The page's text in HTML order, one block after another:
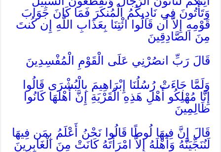
وَتَأْتُونَ فِي نَادِيكُمُ الْمُنكَرَ فَمَا كَانَ جَوَابَ
قَوْمِهِ إِلاَّ أَن قَالُوا ائْتِنَا بِعَذَابِ اللَّهِ إِن كُنتَ
مِنَ الصَّادِقِينَ
قَالَ رَبِّ انصُرْنِي عَلَى الْقَوْمِ الْمُفْسِدِينَ
وَلَمَّا جَاءَتْ رُسُلُنَا إِبْرَاهِيمَ بِالْبُشْرَى قَالُوا
إِنَّا مُهْلِكُو أَهْلِ هَذِهِ الْقَرْيَةِ إِنَّ أَهْلَهَا كَانُوا
ظَالِمِينَ
قَالَ إِنَّ فِيهَا لُوطًا قَالُوا نَحْنُ أَعْلَمُ بِمَن فِيهَا
لَنُنَجِّيَنَّهُ وَأَهْلَهُ إِلاَّ امْرَأَتَهُ كَانَتْ مِنَ الْغَابِرِينَ